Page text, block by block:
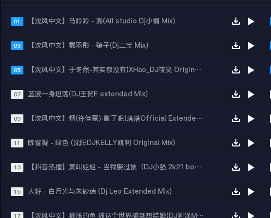
01 【沈风中文】马吟吟 - 溯(All studio Dj小桐 Mix)
03 【沈风中文】戴羽彤 - 骗子(Dj二宝 Mix)
05 【沈风中文】于冬然-其实都没有(XHao_DJ筱昊 Original Mix)
07 蓝波一身坦荡(DJ王贺E extended Mix)
09 【沈风中文】烟(许佳豪)-删了吧(塔塔Official ExtendedMix)
11 陈雪凝 - 绿色 (沈阳DJKELLY凯利 Original Mix)
13 【抖音热播】莫叫姐姐 - 当我娶过她（DJ小强 2k21 bootleg)
15 大籽 - 白月光与朱砂痣 (Dj Leo Extended Mix)
17 【沈风中文】搁浅的鱼 被这个世界骗到想结婚(DJ阿泽Mix)